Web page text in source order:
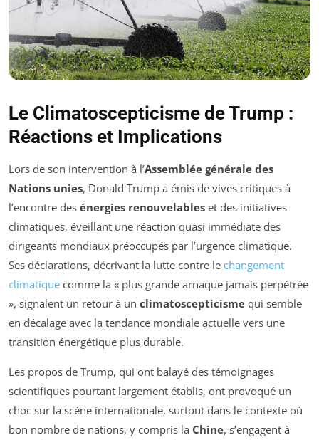
Le Climatoscepticisme de Trump :
Réactions et Implications
Lors de son intervention à l’Assemblée générale des
Nations unies, Donald Trump a émis de vives critiques à
l’encontre des énergies renouvelables et des initiatives
climatiques, éveillant une réaction quasi immédiate des
dirigeants mondiaux préoccupés par l’urgence climatique.
Ses déclarations, décrivant la lutte contre le changement
climatique comme la « plus grande arnaque jamais perpétrée
», signalent un retour à un climatoscepticisme qui semble
en décalage avec la tendance mondiale actuelle vers une
transition énergétique plus durable.
Les propos de Trump, qui ont balayé des témoignages
scientifiques pourtant largement établis, ont provoqué un
choc sur la scène internationale, surtout dans le contexte où
bon nombre de nations, y compris la Chine, s’engagent à